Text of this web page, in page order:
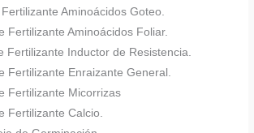
Aminoácidos Goteo.
Fertilizante Aminoácidos Foliar.
Fertilizante Inductor de Resistencia.
Fertilizante Enraizante General.
Fertilizante Micorrizas
Fertilizante Calcio.